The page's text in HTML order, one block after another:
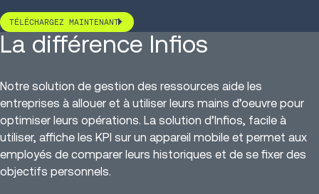
TÉLÉCHARGEZ MAINTENANT
La différence Infios
Notre solution de gestion des ressources aide les
entreprises à allouer et à utiliser leurs mains d’oeuvre pour
optimiser leurs opérations. La solution d’Infios, facile à
utiliser, affiche les KPI sur un appareil mobile et permet aux
employés de comparer leurs historiques et de se fixer des
objectifs personnels.